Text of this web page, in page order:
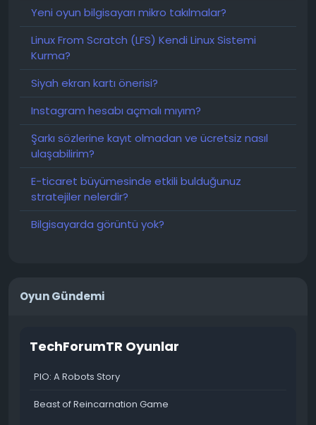
Yeni oyun bilgisayarı mikro takılmalar?
Linux From Scratch (LFS) Kendi Linux Sistemi
Kurma?
Siyah ekran kartı önerisi?
Instagram hesabı açmalı mıyım?
Şarkı sözlerine kayıt olmadan ve ücretsiz nasıl
ulaşabilirim?
E-ticaret büyümesinde etkili bulduğunuz
stratejiler nelerdir?
Bilgisayarda görüntü yok?
Oyun Gündemi
TechForumTR Oyunlar
PIO: A Robots Story
Beast of Reincarnation Game